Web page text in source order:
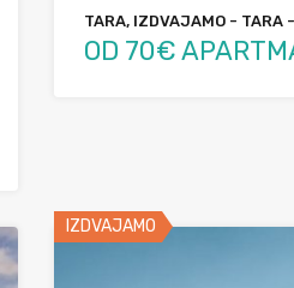
TARA, IZDVAJAMO - TARA
OD 70€
IZDVAJAMO